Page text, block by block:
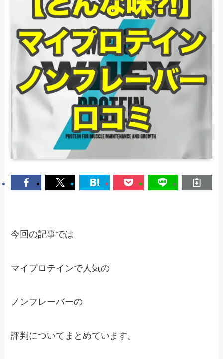
今回の記事では
マイプロテインで人気の
ノンフレーバーの
評判についてまとめています。